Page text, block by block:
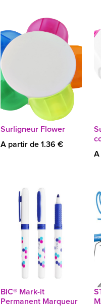
Surligneur Flower
A partir de 1.36 €
A
BIC® Mark-it
Permanent Marqueur